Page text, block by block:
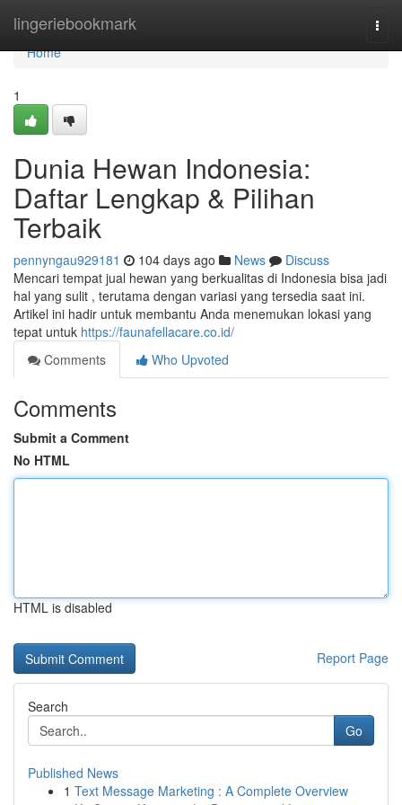
lingeriebookmark
Home
Home
1
Dunia Hewan Indonesia:
Daftar Lengkap & Pilihan
Terbaik
pennyngau929181 104 days ago News
Discuss
Mencari tempat jual hewan yang berkualitas di Indonesia bisa jadi
hal yang sulit , terutama dengan variasi yang tersedia saat ini.
Artikel ini hadir untuk membantu Anda menemukan lokasi yang
tepat untuk https://faunafellacare.co.id/
Comments
Who Upvoted
Comments
Submit a Comment
No HTML
HTML is disabled
Report Page
Search
Go
Published News
1 Text Message Marketing : A Complete Overview